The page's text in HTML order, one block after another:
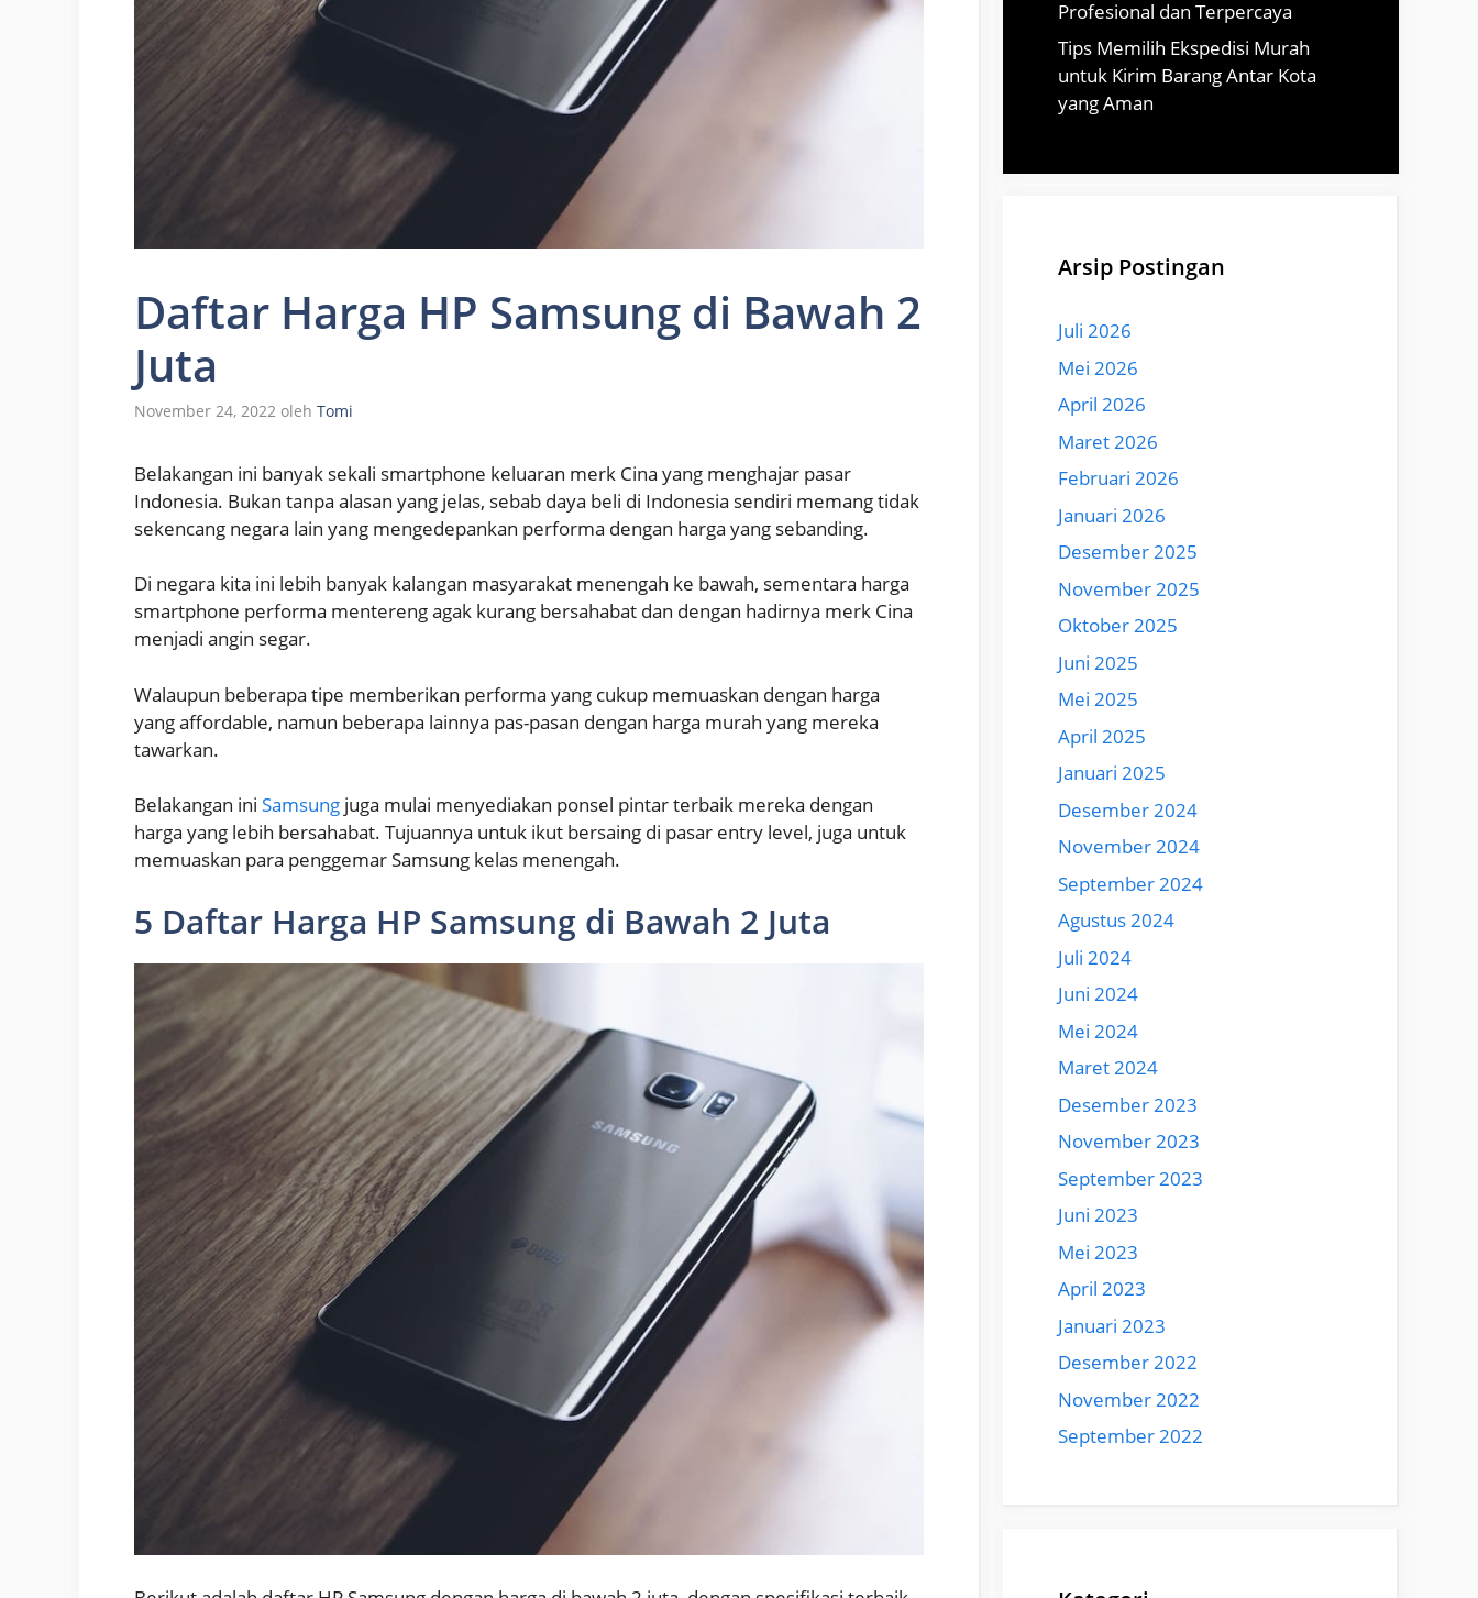
Daftar Harga HP Samsung di Bawah 2
Juta
November 24, 2022 oleh Tomi
Belakangan ini banyak sekali smartphone keluaran merk Cina yang menghajar pasar
Indonesia. Bukan tanpa alasan yang jelas, sebab daya beli di Indonesia sendiri memang tidak
sekencang negara lain yang mengedepankan performa dengan harga yang sebanding.
Di negara kita ini lebih banyak kalangan masyarakat menengah ke bawah, sementara harga
smartphone performa mentereng agak kurang bersahabat dan dengan hadirnya merk Cina
menjadi angin segar.
Walaupun beberapa tipe memberikan performa yang cukup memuaskan dengan harga
yang affordable, namun beberapa lainnya pas-pasan dengan harga murah yang mereka
tawarkan.
Belakangan ini Samsung juga mulai menyediakan ponsel pintar terbaik mereka dengan
harga yang lebih bersahabat. Tujuannya untuk ikut bersaing di pasar entry level, juga untuk
memuaskan para penggemar Samsung kelas menengah.
5 Daftar Harga HP Samsung di Bawah 2 Juta
Profesional dan Terpercaya
Tips Memilih Ekspedisi Murah
untuk Kirim Barang Antar Kota
yang Aman
Arsip Postingan
Juli 2026
Mei 2026
April 2026
Maret 2026
Februari 2026
Januari 2026
Desember 2025
November 2025
Oktober 2025
Juni 2025
Mei 2025
April 2025
Januari 2025
Desember 2024
November 2024
September 2024
Agustus 2024
Juli 2024
Juni 2024
Mei 2024
Maret 2024
Desember 2023
November 2023
September 2023
Juni 2023
Mei 2023
April 2023
Januari 2023
Desember 2022
November 2022
September 2022